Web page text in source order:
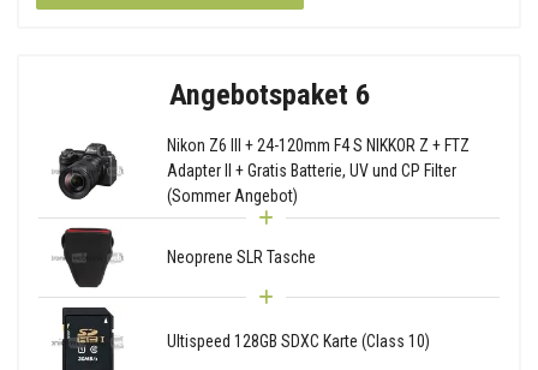
Angebotspaket 6
Nikon Z6 III + 24-120mm F4 S NIKKOR Z + FTZ
Adapter II + Gratis Batterie, UV und CP Filter
(Sommer Angebot)
Neoprene SLR Tasche
Ultispeed 128GB SDXC Karte (Class 10)